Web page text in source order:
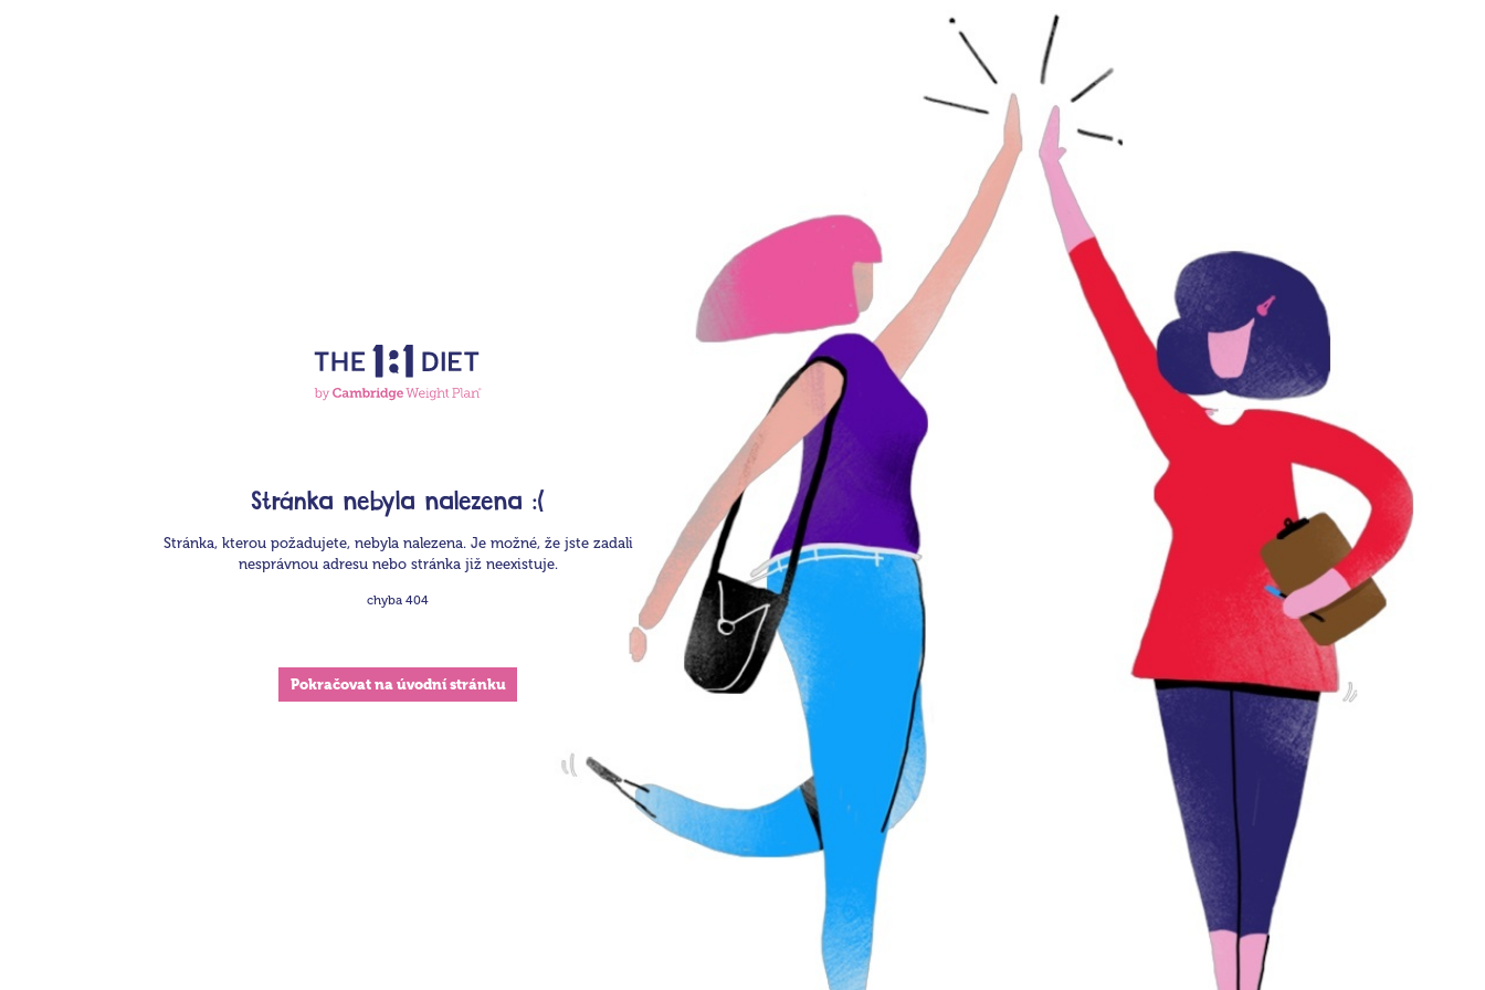
Stránka nebyla nalezena :(
Stránka, kterou požadujete, nebyla nalezena. Je možné, že jste zadali
nesprávnou adresu nebo stránka již neexistuje.
chyba 404
Pokračovat na úvodní stránku